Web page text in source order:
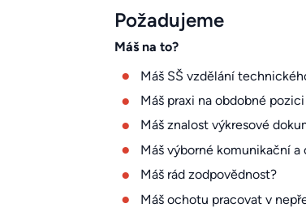
Požadujeme
Máš na to?
Máš SŠ vzdělání
Máš praxi na obdobné
Máš znalost výkresové
Máš výborné komunikační
Máš rád zodpovědnost?
Máš ochotu pracovat v